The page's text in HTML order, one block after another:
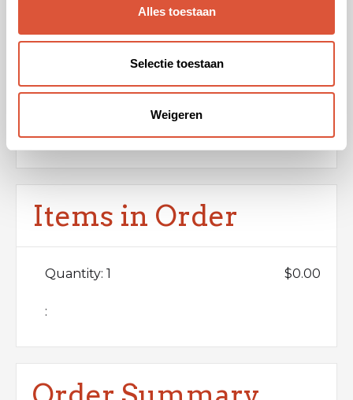
Alles toestaan
Selectie toestaan
Weigeren
EXPIRATION DATE *
BILLING ADDRESS SAME AS SHIPPING
Items in Order
1
:
$0.00